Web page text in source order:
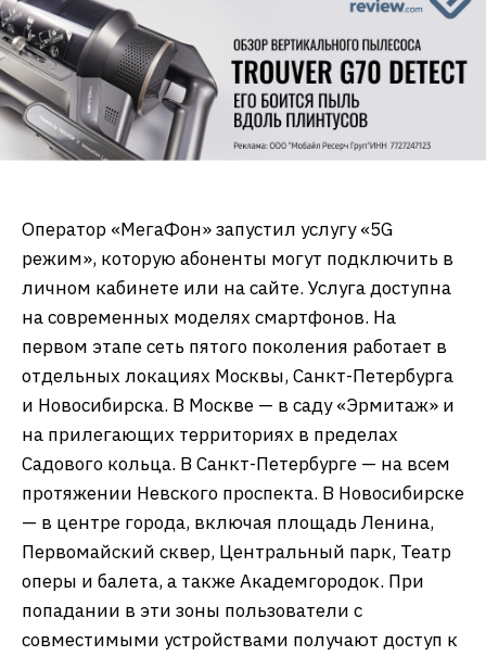
Оператор «МегаФон» запустил услугу «5G
режим», которую абоненты могут подключить в
личном кабинете или на сайте. Услуга доступна
на современных моделях смартфонов. На
первом этапе сеть пятого поколения работает в
отдельных локациях Москвы, Санкт-Петербурга
и Новосибирска. В Москве — в саду «Эрмитаж» и
на прилегающих территориях в пределах
Садового кольца. В Санкт-Петербурге — на всем
протяжении Невского проспекта. В Новосибирске
— в центре города, включая площадь Ленина,
Первомайский сквер, Центральный парк, Театр
оперы и балета, а также Академгородок. При
попадании в эти зоны пользователи с
совместимыми устройствами получают доступ к